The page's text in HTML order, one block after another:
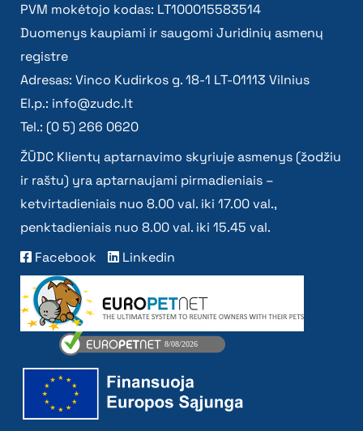
PVM mokėtojo kodas: LT100015583514
Duomenys kaupiami ir saugomi Juridinių asmenų
registre
Adresas: Vinco Kudirkos g. 18-1 LT-01113 Vilnius
El.p.: info@zudc.lt
Tel.: (0 5) 266 0620
ŽŪDC Klientų aptarnavimo skyriuje asmenys (žodžiu
ir raštu) yra aptarnaujami pirmadieniais –
ketvirtadieniais nuo 8.00 val. iki 17.00 val.,
penktadieniais nuo 8.00 val. iki 15.45 val.
Facebook
Linkedin